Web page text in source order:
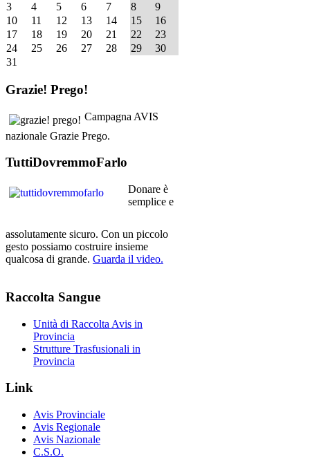
3
4 5 6 7 8
9
10
11 12 13 14 15
16
17
18 19 20 21 22
23
24
25 26 27 28 29
30
31
Grazie! Prego!
Campagna AVIS
nazionale Grazie Prego.
TuttiDovremmoFarlo
Donare è
semplice e
assolutamente sicuro. Con un piccolo
gesto possiamo costruire insieme
qualcosa di grande. Guarda il video.
Raccolta Sangue
Unità di Raccolta Avis in
Provincia
Strutture Trasfusionali in
Provincia
Link
Avis Provinciale
Avis Regionale
Avis Nazionale
C.S.O.